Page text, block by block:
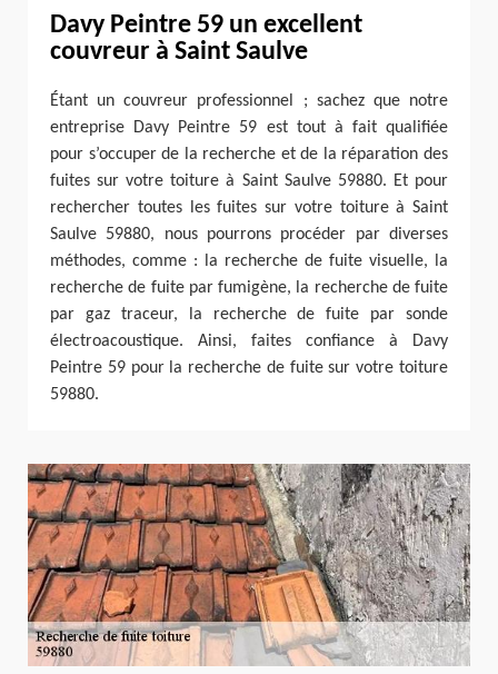
Davy Peintre 59 un excellent
couvreur à Saint Saulve
Étant un couvreur professionnel ; sachez que notre
entreprise Davy Peintre 59 est tout à fait qualifiée
pour s’occuper de la recherche et de la réparation des
fuites sur votre toiture à Saint Saulve 59880. Et pour
rechercher toutes les fuites sur votre toiture à Saint
Saulve 59880, nous pourrons procéder par diverses
méthodes, comme : la recherche de fuite visuelle, la
recherche de fuite par fumigène, la recherche de fuite
par gaz traceur, la recherche de fuite par sonde
électroacoustique. Ainsi, faites confiance à Davy
Peintre 59 pour la recherche de fuite sur votre toiture
59880.